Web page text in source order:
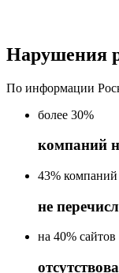
Нарушения
По информации
более 30%
компаний
43% компаний
не
на 40% сайтов